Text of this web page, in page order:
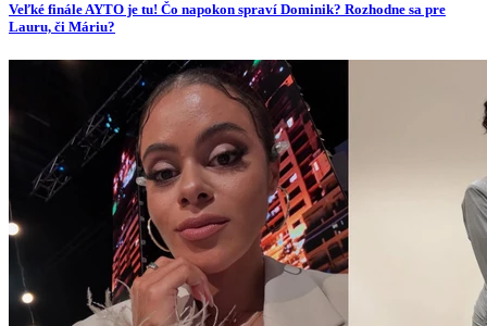
Veľké finále AYTO je tu! Čo napokon spraví Dominik? Rozhodne sa pre
Lauru, či Máriu?